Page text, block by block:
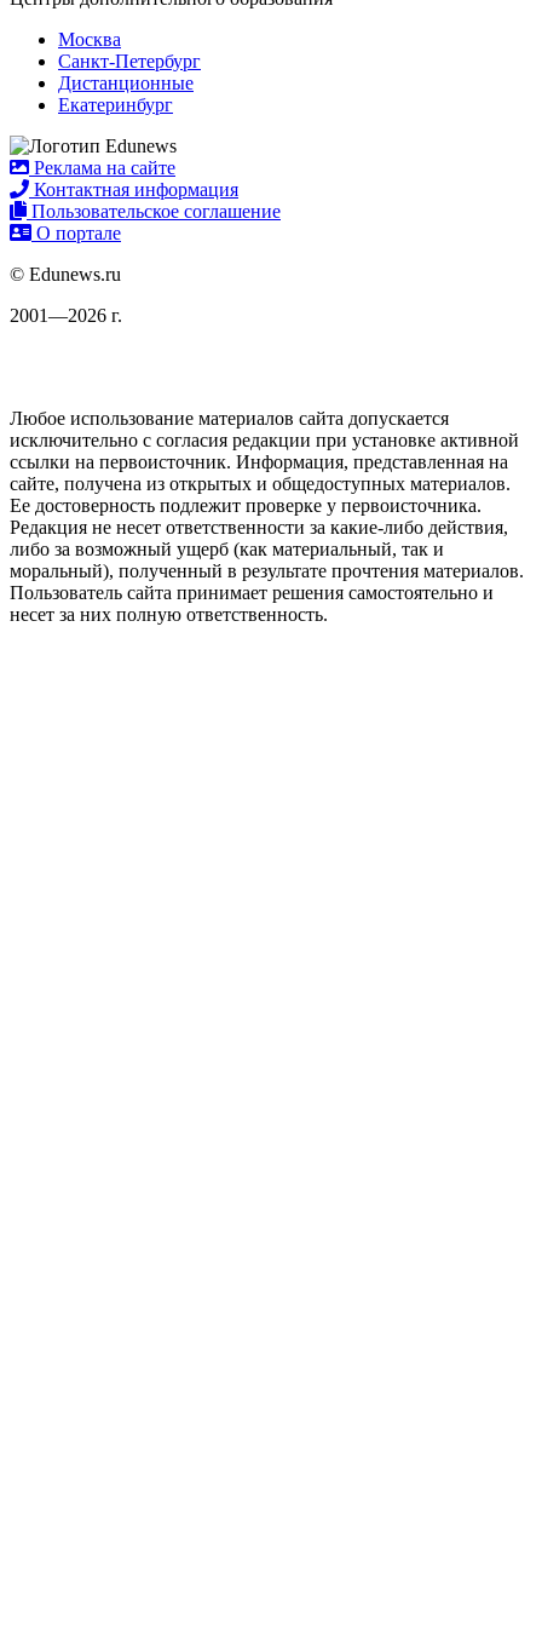
Москва
Санкт-Петербург
Дистанционные
Екатеринбург
Реклама на сайте
Контактная информация
Пользовательское соглашение
О портале
© Edunews.ru
2001—2026 г.
Любое использование материалов сайта допускается
исключительно с согласия редакции при установке активной
ссылки на первоисточник. Информация, представленная на
сайте, получена из открытых и общедоступных материалов.
Ее достоверность подлежит проверке у первоисточника.
Редакция не несет ответственности за какие-либо действия,
либо за возможный ущерб (как материальный, так и
моральный), полученный в результате прочтения материалов.
Пользователь сайта принимает решения самостоятельно и
несет за них полную ответственность.